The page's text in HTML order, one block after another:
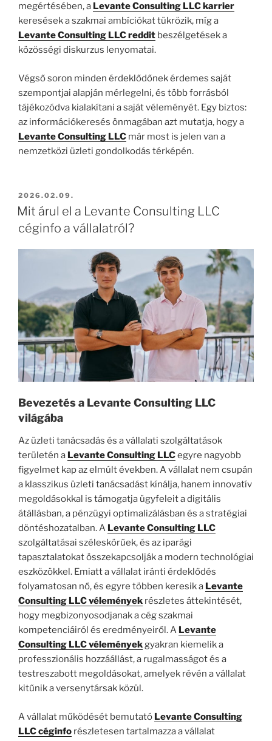
megértésében, a Levante Consulting LLC karrier
keresések a szakmai ambíciókat tükrözik, míg a
Levante Consulting LLC reddit beszélgetések a
közösségi diskurzus lenyomatai.
Végső soron minden érdeklődőnek érdemes saját
szempontjai alapján mérlegelni, és több forrásból
tájékozódva kialakítani a saját véleményét. Egy biztos:
az információkeresés önmagában azt mutatja, hogy a
Levante Consulting LLC már most is jelen van a
nemzetközi üzleti gondolkodás térképén.
BEKÜLDVE:
2026.02.09.
Mit árul el a Levante Consulting LLC
céginfo a vállalatról?
Bevezetés a Levante Consulting LLC
világába
Az üzleti tanácsadás és a vállalati szolgáltatások
területén a Levante Consulting LLCegyre nagyobb
figyelmet kap az elmúlt években. A vállalat nem csupán
a klasszikus üzleti tanácsadást kínálja, hanem innovatív
megoldásokkal is támogatja ügyfeleit a digitális
átállásban, a pénzügyi optimalizálásban és a stratégiai
döntéshozatalban. A Levante Consulting LLC
szolgáltatásai széleskörűek, és az iparági
tapasztalatokat összekapcsolják a modern technológiai
eszközökkel. Emiatt a vállalat iránti érdeklődés
folyamatosan nő, és egyre többen keresik a Levante
Consulting LLC vélemények részletes áttekintését,
hogy megbizonyosodjanak a cég szakmai
kompetenciáiról és eredményeiről. A Levante
Consulting LLC véleményekgyakran kiemelik a
professzionális hozzáállást, a rugalmasságot és a
testreszabott megoldásokat, amelyek révén a vállalat
kitűnik a versenytársak közül.
A vállalat működését bemutató Levante Consulting
LLC céginfo részletesen tartalmazza a vállalat